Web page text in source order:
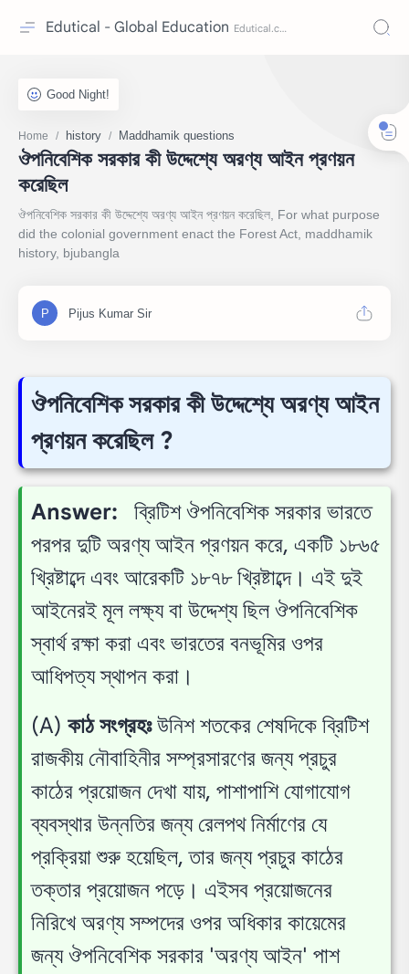
Edutical - Global Education
Home history Maddhamik questions
ঔপনিবেশিক সরকার কী উদ্দেশ্যে অরণ্য আইন প্রণয়ন
করেছিল
ঔপনিবেশিক সরকার কী উদ্দেশ্যে অরণ্য আইন প্রণয়ন করেছিল, For what purpose
did the colonial government enact the Forest Act, maddhamik
history, bjubangla
ঔপনিবেশিক সরকার কী উদ্দেশ্যে অরণ্য আইন
প্রণয়ন করেছিল ?
Answer:
ব্রিটিশ ঔপনিবেশিক সরকার ভারতে
পরপর দুটি অরণ্য আইন প্রণয়ন করে, একটি ১৮৬৫
খ্রিষ্টাব্দে এবং আরেকটি ১৮৭৮ খ্রিষ্টাব্দে। এই দুই
আইনেরই মূল লক্ষ্য বা উদ্দেশ্য ছিল ঔপনিবেশিক
স্বার্থ রক্ষা করা এবং ভারতের বনভূমির ওপর
আধিপত্য স্থাপন করা।
(A) কাঠ সংগ্রহঃউনিশ শতকের শেষদিকে ব্রিটিশ
রাজকীয় নৌবাহিনীর সম্প্রসারণের জন্য প্রচুর
কাঠের প্রয়োজন দেখা যায়, পাশাপাশি যোগাযোগ
ব্যবস্থার উন্নতির জন্য রেলপথ নির্মাণের যে
প্রক্রিয়া শুরু হয়েছিল, তার জন্য প্রচুর কাঠের
তক্তার প্রয়োজন পড়ে। এইসব প্রয়োজনের
নিরিখে অরণ্য সম্পদের ওপর অধিকার কায়েমের
জন্য ঔপনিবেশিক সরকার 'অরণ্য আইন' পাশ